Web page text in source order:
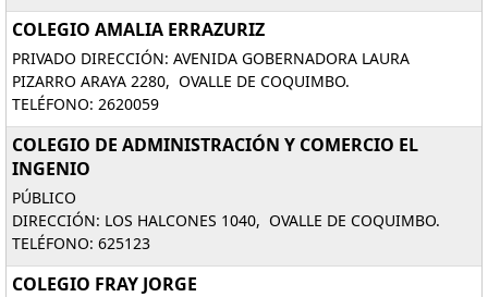
COLEGIO AMALIA ERRAZURIZ
PRIVADO DIRECCIÓN: AVENIDA GOBERNADORA LAURA
PIZARRO ARAYA 2280, OVALLE DE COQUIMBO.
TELÉFONO: 2620059
COLEGIO DE ADMINISTRACIÓN Y COMERCIO EL
INGENIO
PÚBLICO
DIRECCIÓN: LOS HALCONES 1040, OVALLE DE COQUIMBO.
TELÉFONO: 625123
COLEGIO FRAY JORGE